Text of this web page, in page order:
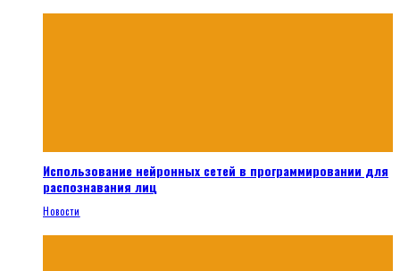
Использование нейронных сетей в программировании для
распознавания лиц
Новости